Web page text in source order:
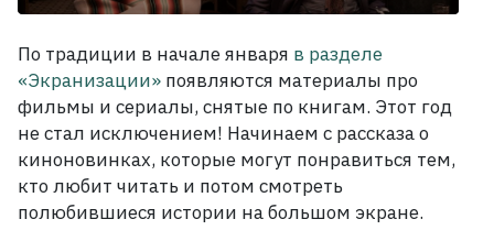
Экранизации
Коллекции
По традиции в начале января в разделе
«Экранизации» появляются материалы про
фильмы и сериалы, снятые по книгам. Этот год
не стал исключением! Начинаем с рассказа о
киноновинках, которые могут понравиться тем,
кто любит читать и потом смотреть
полюбившиеся истории на большом экране.